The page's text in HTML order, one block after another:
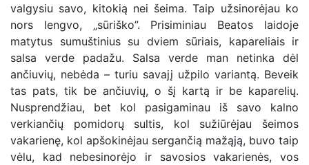
valgysiu savo, kitokią nei šeima. Taip užsinorėjau ko
nors lengvo, „sūriško”. Prisiminiau Beatos laidoje
matytus sumuštinius su dviem sūriais, kapareliais ir
salsa verde padažu. Salsa verde man netinka dėl
ančiuvių, nebėda – turiu savajį užpilo variantą. Beveik
tas pats, tik be ančiuvių, o šį kartą ir be kaparelių.
Nusprendžiau, bet kol pasigaminau iš savo kalno
verkiančių pomidorų sultis, kol sužiūrėjau šeimos
vakarienę, kol apšokinėjau sergančią mažąją, buvo taip
vėlu, kad nebesinorėjo ir savosios vakarienės, vos